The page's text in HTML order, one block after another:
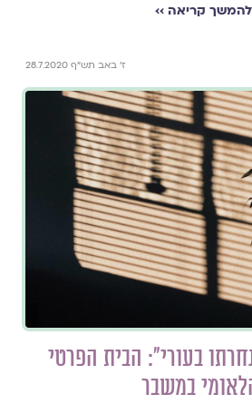
להמשך קריאה ››
ז' באב תש"ף 28.7.2020
בעורי": הבית הפרטי
במשבר